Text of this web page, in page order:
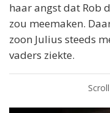
haar angst dat Rob
zou meemaken.
zoon Julius steeds
vaders ziekte.